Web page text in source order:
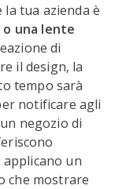
tua azienda è
una lente
di
il design, la
tempo sarà
notificare agli
negozio di
un
che mostrare